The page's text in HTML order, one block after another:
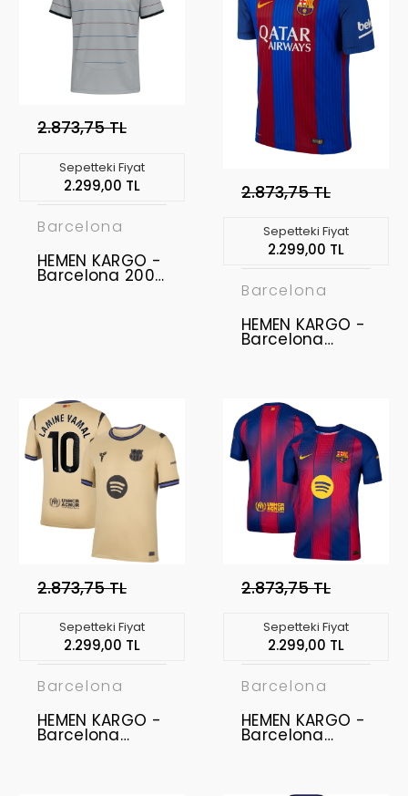
2.873,75 TL
Sepetteki Fiyat
2.299,00 TL
Barcelona
HEMEN KARGO -
Barcelona 2003
2.873,75 TL
Sepetteki Fiyat
2.299,00 TL
Barcelona
HEMEN KARGO -
Barcelona
2.873,75 TL
Sepetteki Fiyat
2.299,00 TL
Barcelona
HEMEN KARGO -
Barcelona
2.873,75 TL
Sepetteki Fiyat
2.299,00 TL
Barcelona
HEMEN KARGO -
Barcelona